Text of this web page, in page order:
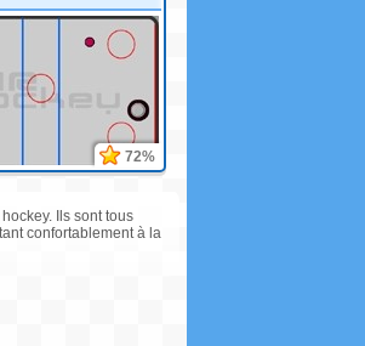
72%
Ils sont tous
confortablement à la